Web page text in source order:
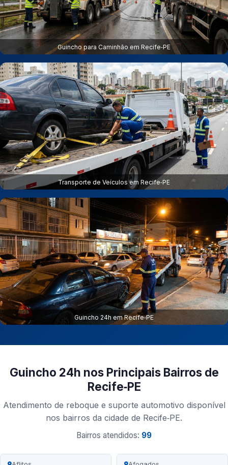
Guincho para Caminhão em Recife‑PE
Transporte de Veículos em Recife‑PE
Guincho 24h em Recife‑PE
Guincho 24h nos Principais Bairros de
Recife‑PE
Atendimento de reboque e suporte automotivo disponível
nos bairros da cidade de Recife‑PE.
Bairros atendidos: 99